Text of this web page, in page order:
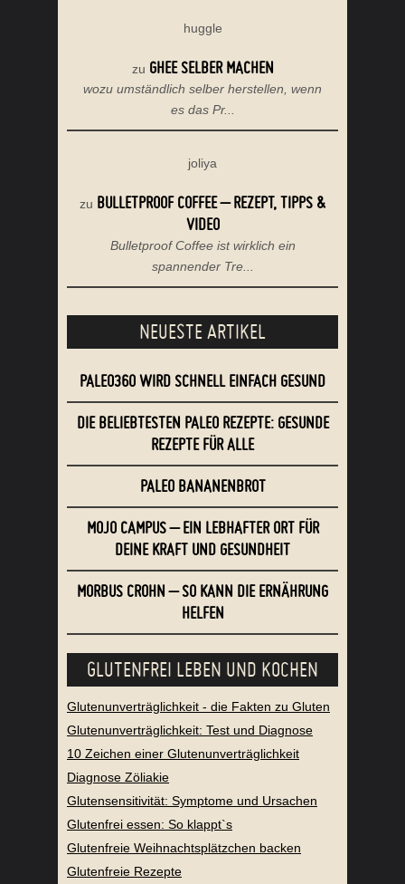
huggle
zu GHEE SELBER MACHEN
wozu umständlich selber herstellen, wenn
es das Pr...
joliya
zu BULLETPROOF COFFEE – REZEPT, TIPPS &
VIDEO
Bulletproof Coffee ist wirklich ein
spannender Tre...
NEUESTE ARTIKEL
PALEO360 WIRD SCHNELL EINFACH GESUND
DIE BELIEBTESTEN PALEO REZEPTE: GESUNDE
REZEPTE FÜR ALLE
PALEO BANANENBROT
MOJO CAMPUS – EIN LEBHAFTER ORT FÜR
DEINE KRAFT UND GESUNDHEIT
MORBUS CROHN – SO KANN DIE ERNÄHRUNG
HELFEN
GLUTENFREI LEBEN UND KOCHEN
Glutenunverträglichkeit - die Fakten zu Gluten
Glutenunverträglichkeit: Test und Diagnose
10 Zeichen einer Glutenunverträglichkeit
Diagnose Zöliakie
Glutensensitivität: Symptome und Ursachen
Glutenfrei essen: So klappt`s
Glutenfreie Weihnachtsplätzchen backen
Glutenfreie Rezepte